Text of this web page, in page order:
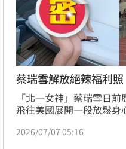
蔡瑞雪解放絕辣福利
「北一女神」蔡瑞雪日
飛往美國展開一段放鬆身
氛圍，隨後又前往佛羅里
2026/07/07 05:16